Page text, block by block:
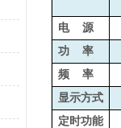
电 源
功 率
频 率
显示方式
定时功能